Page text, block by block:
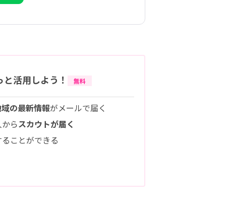
活用しよう！ 無料
の最新情報がメールで届く
らスカウトが届く
ことができる